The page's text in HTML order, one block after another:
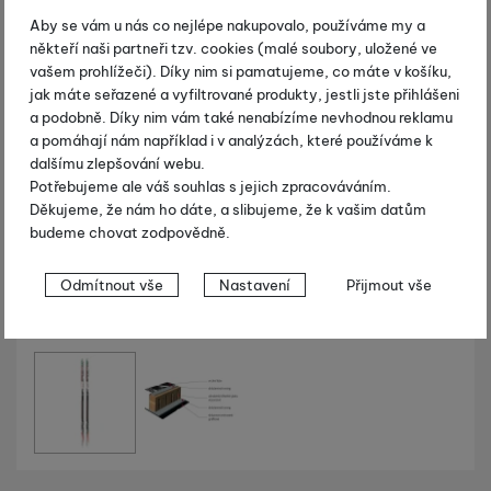
Aby se vám u nás co nejlépe nakupovalo, používáme my a
někteří naši partneři tzv. cookies (malé soubory, uložené ve
vašem prohlížeči). Díky nim si pamatujeme, co máte v košíku,
jak máte seřazené a vyfiltrované produkty, jestli jste přihlášeni
a podobně. Díky nim vám také nenabízíme nevhodnou reklamu
a pomáhají nám například i v analýzách, které používáme k
dalšímu zlepšování webu.
Potřebujeme ale váš souhlas s jejich zpracováváním.
Děkujeme, že nám ho dáte, a slibujeme, že k vašim datům
budeme chovat zodpovědně.
Nastavení souhlasů s kategoriemi
cookies
Technické
Technické cookies umožňují váš průchod nákupním košíkem,
porovnávání produktů a další nezbytné funkce.
Preferenční a rozšířené funkce
Preferenční a rozšířené funkce
Odmítnout vše Nastavení Přijmout vše
Fotografie